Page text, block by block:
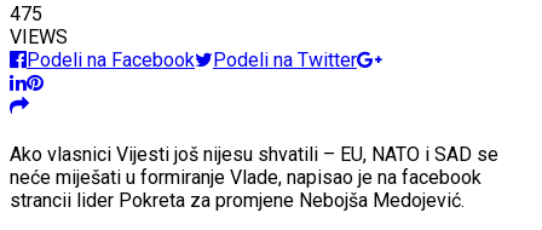
475
VIEWS
Podeli na Facebook
Podeli na Twitter
Ako vlasnici Vijesti još nijesu shvatili – EU, NATO i SAD se
neće miješati u formiranje Vlade, napisao je na facebook
strancii lider Pokreta za promjene Nebojša Medojević.